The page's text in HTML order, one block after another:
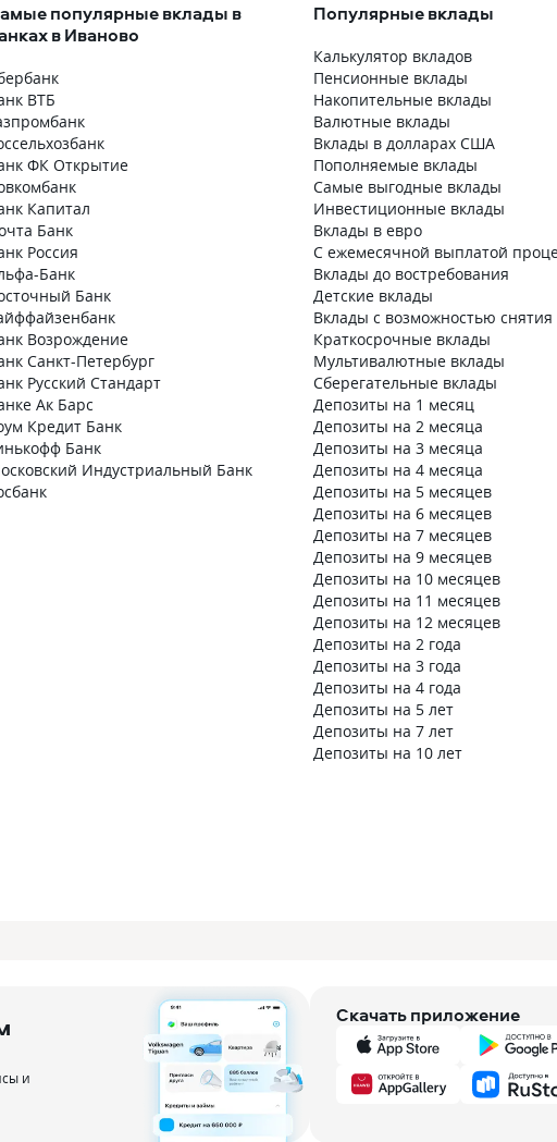
популярные вклады в
в Иваново
ВТБ
ФК Открытие
Капитал
Банк
Россия
Банк
Банк
Возрождение
Санкт-Петербург
Русский Стандарт
Ак Барс
Кредит Банк
Банк
Индустриальный Банк
Популярные вклады
Калькулятор вкладов
Пенсионные вклады
Накопительные вклады
Валютные вклады
Вклады в долларах США
Пополняемые вклады
Самые выгодные вклады
Инвестиционные вклады
Вклады в евро
С ежемесячной выплатой
Вклады до востребования
Детские вклады
Вклады с возможностью снятия
Краткосрочные вклады
Мультивалютные вклады
Сберегательные вклады
Депозиты на 1 месяц
Депозиты на 2 месяца
Депозиты на 3 месяца
Депозиты на 4 месяца
Депозиты на 5 месяцев
Депозиты на 6 месяцев
Депозиты на 7 месяцев
Депозиты на 9 месяцев
Депозиты на 10 месяцев
Депозиты на 11 месяцев
Депозиты на 12 месяцев
Депозиты на 2 года
Депозиты на 3 года
Депозиты на 4 года
Депозиты на 5 лет
Депозиты на 7 лет
Депозиты на 10 лет
и
Скачать приложение